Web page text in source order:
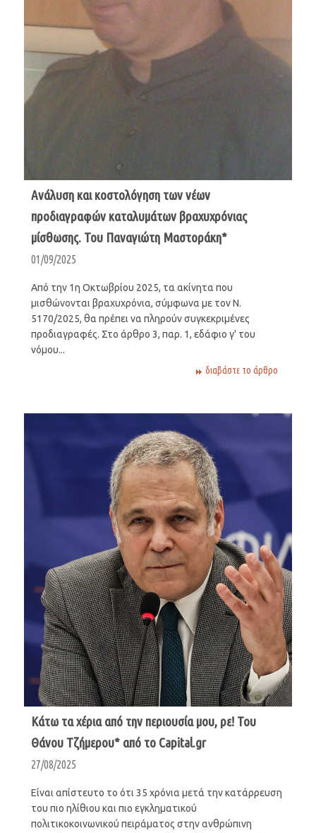
Ανάλυση και κοστολόγηση των νέων
προδιαγραφών καταλυμάτων βραχυχρόνιας
μίσθωσης. Του Παναγιώτη Μαστοράκη*
01/09/2025
Από την 1η Οκτωβρίου 2025, τα ακίνητα που
μισθώνονται βραχυχρόνια, σύμφωνα με τον Ν.
5170/2025, θα πρέπει να πληρούν συγκεκριμένες
προδιαγραφές. Στο άρθρο 3, παρ. 1, εδάφιο γ' του
νόμου...
διαβάστε το άρθρο
Κάτω τα χέρια από την περιουσία μου, ρε! Του
Θάνου Τζήμερου* από το Capital.gr
27/08/2025
Είναι απίστευτο το ότι 35 χρόνια μετά την κατάρρευση
του πιο ηλίθιου και πιο εγκληματικού
πολιτικοκοινωνικού πειράματος στην ανθρώπινη